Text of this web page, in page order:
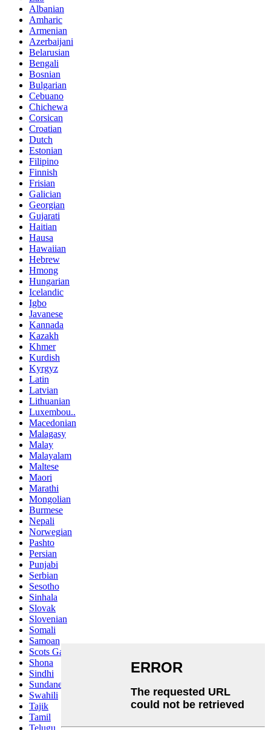
Albanian
Amharic
Armenian
Azerbaijani
Belarusian
Bengali
Bosnian
Bulgarian
Cebuano
Chichewa
Corsican
Croatian
Dutch
Estonian
Filipino
Finnish
Frisian
Galician
Georgian
Gujarati
Haitian
Hausa
Hawaiian
Hebrew
Hmong
Hungarian
Icelandic
Igbo
Javanese
Kannada
Kazakh
Khmer
Kurdish
Kyrgyz
Latin
Latvian
Lithuanian
Luxembou..
Macedonian
Malagasy
Malay
Malayalam
Maltese
Maori
Marathi
Mongolian
Burmese
Nepali
Norwegian
Pashto
Persian
Punjabi
Serbian
Sesotho
Sinhala
Slovak
Slovenian
Somali
Samoan
Scots Gaelic
Shona
Sindhi
Sundanese
Swahili
Tajik
Tamil
Telugu